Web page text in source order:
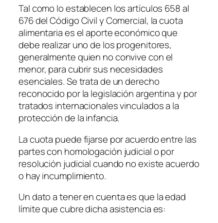
Tal como lo establecen los artículos 658 al
676 del Código Civil y Comercial, la cuota
alimentaria es el aporte económico que
debe realizar uno de los progenitores,
generalmente quien no convive con el
menor, para cubrir sus necesidades
esenciales. Se trata de un derecho
reconocido por la legislación argentina y por
tratados internacionales vinculados a la
protección de la infancia.
La cuota puede fijarse por acuerdo entre las
partes con homologación judicial o por
resolución judicial cuando no existe acuerdo
o hay incumplimiento.
Un dato a tener en cuenta es que la edad
límite que cubre dicha asistencia es: